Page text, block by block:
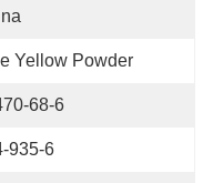
Yellow Powder
68-6
935-6